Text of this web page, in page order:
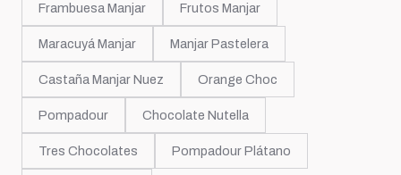
Frambuesa Manjar Frutos Manjar
Maracuyá Manjar Manjar Pastelera
Castaña Manjar Nuez Orange Choc
Pompadour Chocolate Nutella
Tres Chocolates Pompadour Plátano